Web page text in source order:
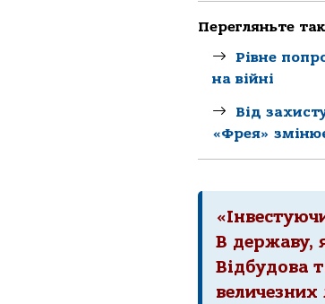
Перегляньте
Рівне
на війні
Від
«Фрея»
В державу,
Відбудова